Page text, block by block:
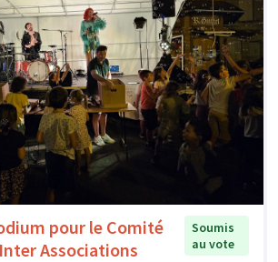
pour le Comité
Associations
Soumis
au vote